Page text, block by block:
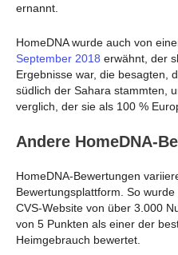
ernannt.
HomeDNA wurde auch von
September 2018 erwähnt, der
Ergebnisse war, die besagten,
südlich der Sahara stammten,
verglich, der sie als 100 %
Andere HomeDNA-
HomeDNA-Bewertungen
Bewertungsplattform. So
CVS-Website von über 3.000
von 5 Punkten als einer der
Heimgebrauch bewertet.